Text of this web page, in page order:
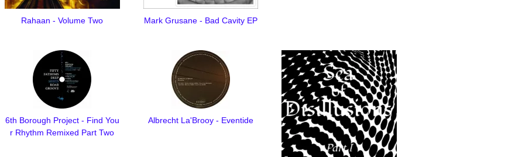
Rahaan - Volume Two Mark Grusane - Bad Cavity EP
6th Borough Project - Find You
r Rhythm Remixed Part Two
Albrecht La'Brooy - Eventide